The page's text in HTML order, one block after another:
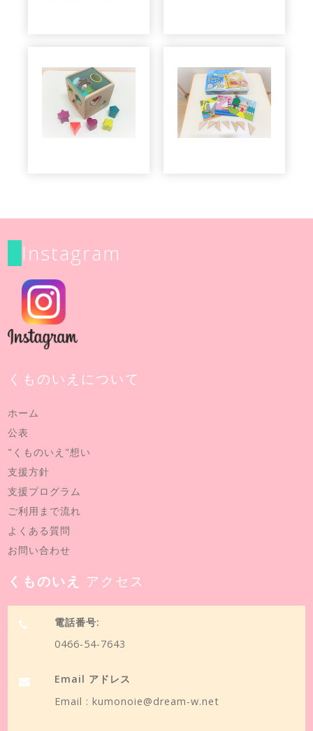
Instagram
くものいえについて
ホーム
公表
"くものいえ"想い
支援方針
支援プログラム
ご利用まで流れ
よくある質問
お問い合わせ
くものいえ アクセス
電話番号:
0466-54-7643
Email アドレス
Email : kumonoie@dream-w.net